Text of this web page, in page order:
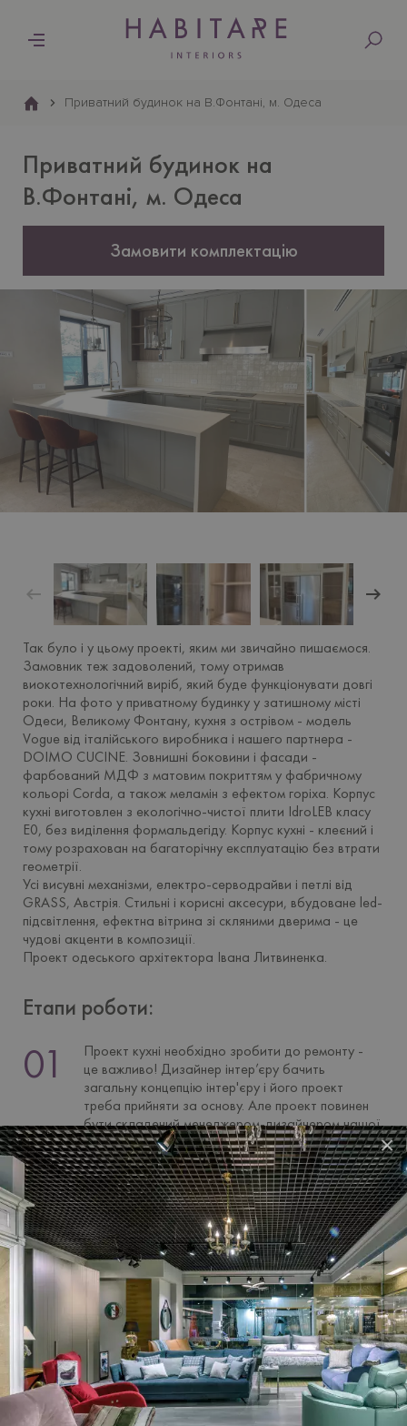
×
Основна
Приватний будинок на В.Фонтанi, м. Одеса
Приватний будинок на
В.Фонтанi, м. Одеса
Замовити комплектацію
Так було і у цьому проекті, яким ми звичайно пишаємося.
Замовник теж задоволений, тому отримав
виокотехнологічний виріб, який буде функціонувати довгі
роки. На фото у приватному будинку у затишному міcті
Одеси, Великому Фонтану, кухня з острівом - модель
Vogue від італійського виробника і нашего партнера -
DOIMO CUCINE. Зовнишнi боковини і фасади -
фарбований МДФ з матовим покриттям у фабричному
кольорі Corda, а також меламін з ефектом горiха. Корпус
кухнi виготовлен з екологічно-чистої плити IdroLEB класу
E0, без виділення формальдегіду. Корпус кухні - клеєний і
тому розрахован на багаторічну експлуатацію без втрати
геометрії.
Усі висувні механізми, електро-серводрайви і петлі від
GRASS, Австрія. Стильнi і корисні аксесури, вбудоване led-
підсвітлення, ефектна вітрина зі скляними дверима - це
чудові акценти в композиції.
Проект одеського архітектора Івана Литвиненка.
Етапи роботи:
Проект кухні необхідно зробити до ремонту -
це важливо! Дизайнер інтер’єру бачить
загальну концепцію інтер'єру і його проект
треба прийняти за основу. Але проект повинен
бути складений менеджером-дизайнером нашої
компанії, яка буде поставляти Вам кухонні
меблі. Інакше можете запланувати одне, а
вийде зовсім інше.